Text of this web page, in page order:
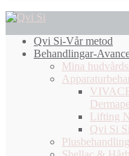
Qvi Si-Vår metod
Behandlingar-
Mina
Lifting
Qvi Si